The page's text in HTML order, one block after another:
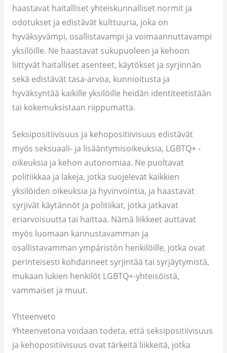
haastavat haitalliset yhteiskunnalliset normit ja
odotukset ja edistävät kulttuuria, joka on
hyväksyvämpi, osallistavampi ja voimaannuttavampi
yksilöille. Ne haastavat sukupuoleen ja kehoon
liittyvät haitalliset asenteet, käytökset ja syrjinnän
sekä edistävät tasa-arvoa, kunnioitusta ja
hyväksyntää kaikille yksilöille heidän identiteetistään
tai kokemuksistaan riippumatta.
Seksipositiivisuus ja kehopositiivisuus edistävät
myös seksuaali- ja lisääntymisoikeuksia, LGBTQ+ -
oikeuksia ja kehon autonomiaa. Ne puoltavat
politiikkaa ja lakeja, jotka suojelevat kaikkien
yksilöiden oikeuksia ja hyvinvointia, ja haastavat
syrjivät käytännöt ja politiikat, jotka jatkavat
eriarvoisuutta tai haittaa. Nämä liikkeet auttavat
myös luomaan kannustavamman ja
osallistavamman ympäristön henkilöille, jotka ovat
perinteisesti kohdanneet syrjintää tai syrjäytymistä,
mukaan lukien henkilöt LGBTQ+-yhteisöistä,
vammaiset ja muut.
Yhteenveto
Yhteenvetona voidaan todeta, että seksipositiivisuus
ja kehopositiivisuus ovat tärkeitä liikkeitä, jotka